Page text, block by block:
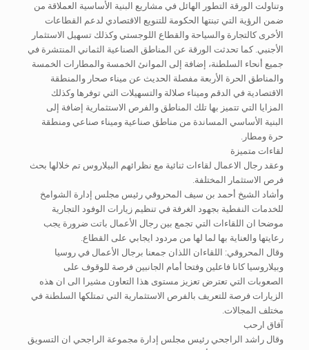
وتناولت الورقة التطور الهائل في مشاريع البنية الأساسية العملاقة من
ضمن الرؤية التي تبنتها الحكومة للتنويع الاقتصادي لدعم القطاعات
الأخرى كالتجارة والسياحة والقطاع اللوجستي وكذلك تسهيل الاستثمار
الأجنبي. كما تحدثت الورقة عن المناطق الصناعية الثماني المنتشرة في
جميع أنحاء السلطنة، إضافة إلى الموانئ الخمسة والمطارات الخمسة
والمناطق الحرة الأربعة مفصلة الحديث عن ميناء صحار والمنطقة
الاقتصادية في الدقم وميناء صلالة والتسهيلات التي توفرها وكذلك
المزايا التي تتميز بها تلك المناطق والفرص الاستثمارية إضافة إلى
البنية الأساسي المساندة من مناطق صناعية وميناء صناعي ومنطقة
حرة ومطار.
لقاءات متميزة
وعقد رجال الاعمال لقاءات ثنائية مع نظرائهم البيلاروس تم خلالها بحث
فرص الاستثمار المختلفة.
وأشاد الشيخ أحمد بن سيف المحروقي رئيس مجلس إدارة الشوامخ
للخدمات النفطية بجهود الغرفة في تنظيم زيارات الوفود التجارية
موضحا ان اللقاءات التي تجمع بين رجال الأعمال باتت ضرورة يجب
رعايتها والعناية بها لما لها من مردود ايجابي على القطاع.
وقال المحروقي: اللقاءان اللذان جمعنا برجال الأعمال في روسيا
وبيلاروسيا كانا فاعلين وفتحا أمام الجانبين فرصة للوقوف على
الصعوبات التي تعترض تعزيز مستوى هذا التعاون مشيرا الى ان هذه
الزيارات فرصة للتعريف بالفرص الاستثمارية التي تمتلكها السلطنة في
مختلف المجالات.
آفاق ارحب
وقال راشد الراجحي رئيس مجلس إدارة مجموعة الراجحي ان التسويق